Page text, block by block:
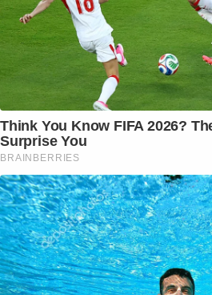
Think You Know FIFA 2026?
Surprise You
BRAINBERRIES